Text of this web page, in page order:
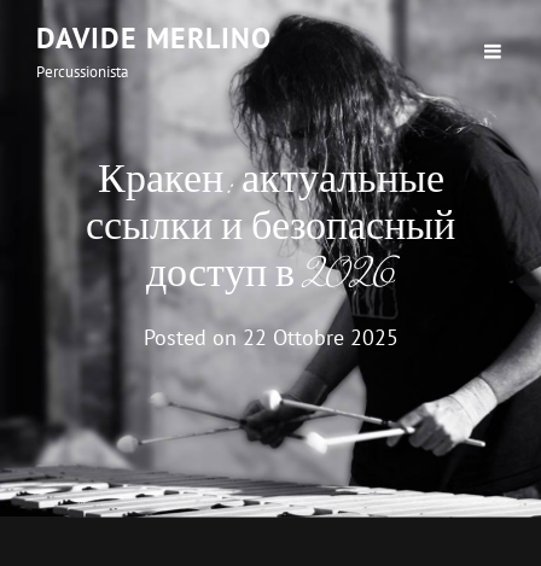
DAVIDE MERLINO
Percussionista
Кракен: актуальные
ссылки и безопасный
доступ в 2026
Posted on 22 Ottobre 2025